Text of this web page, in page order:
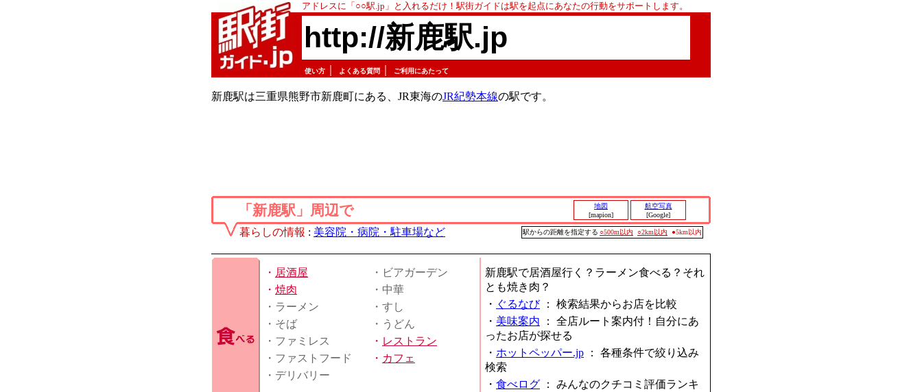
アドレスに「○○駅.jp」と入れるだけ！駅街ガイドは駅を起点にあなたの行動をサポートします。
http://新鹿駅.jp
使い方 よくある質問 ご利用にあたって
新鹿駅は三重県熊野市新鹿町にある、JR東海のJR紀勢本線の駅です。
「新鹿駅」周辺で
地図
[mapion]
航空写真
[Google]
暮らしの情報 : 美容院・病院・駐車場など 駅からの距離を指定する ○500m以内 ○2km以内 ●5km以内
・ 居酒屋
・ビアガーデン
・ 焼肉
・中華
・ラーメン
・すし
・そば
・うどん
・ファミレス
・ レストラン
・ファストフード
・ カフェ
・デリバリー
新鹿駅で居酒屋行く？ラーメン食べる？それ
とも焼き肉？
・ ぐるなび： 検索結果からお店を比較
・ 美味案内 ： 全店ルート案内付！自分にあ
ったお店が探せる
・ ホットペッパー.jp ： 各種条件で絞り込み
検索
・ 食べログ ： みんなのクチコミ評価ランキ